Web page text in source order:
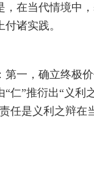
，在当代情境中
诸实践。
一，确立终极
仁”推衍出“义利
任是义利之辩在